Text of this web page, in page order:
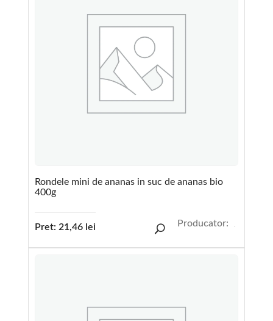
Rondele mini de ananas in suc de ananas bio
400g
Pret: 21,46 lei Producator: